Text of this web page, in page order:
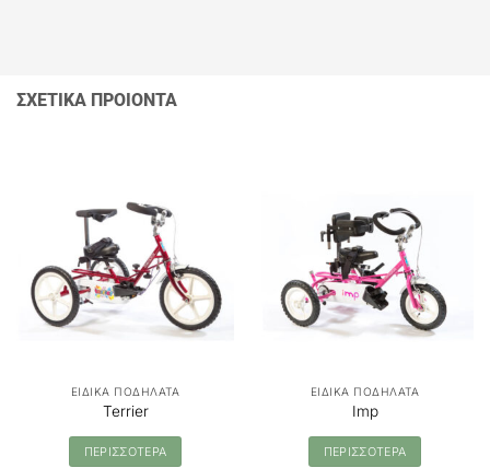
ΣΧΕΤΙΚΑ ΠΡΟΙΟΝΤΑ
ΕΙΔΙΚΑ ΠΟΔΗΛΑΤΑ
Terrier
ΠΕΡΙΣΣΟΤΕΡΑ
ΕΙΔΙΚΑ ΠΟΔΗΛΑΤΑ
Imp
ΠΕΡΙΣΣΟΤΕΡΑ